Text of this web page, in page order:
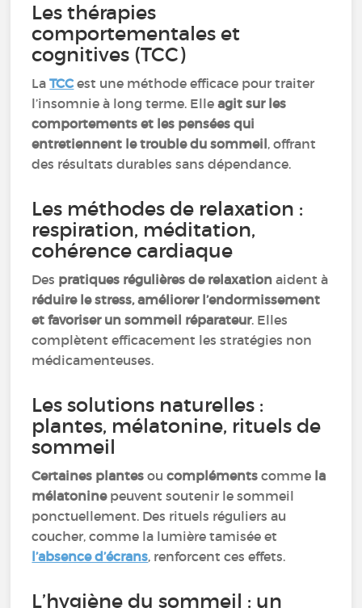
Les thérapies
comportementales et
cognitives (TCC)
LaTCCest une méthode efficace pour traiter
l’insomnie à long terme. Elle agit sur les
comportements et les pensées qui
entretiennent le trouble du sommeil, offrant
des résultats durables sans dépendance.
Les méthodes de relaxation :
respiration, méditation,
cohérence cardiaque
Des pratiques régulières de relaxation aident à
réduire le stress, améliorer l’endormissement
et favoriser un sommeil réparateur. Elles
complètent efficacement les stratégies non
médicamenteuses.
Les solutions naturelles :
plantes, mélatonine, rituels de
sommeil
Certaines plantes oucomplémentscomme la
mélatoninepeuvent soutenir le sommeil
ponctuellement. Des rituels réguliers au
coucher, comme la lumière tamisée et
l’absence d’écrans, renforcent ces effets.
L’hygiène du sommeil : un